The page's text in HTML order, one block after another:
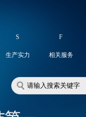
S
生产实力
F
相关服务